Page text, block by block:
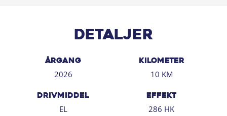
- Komfortpakke
- Varmepumpe
*Der tages forbehold for tastefejl.
Detaljer
ÅRGANG
2026
KILOMETER
10 KM
DRIVMIDDEL
EL
EFFEKT
286 HK